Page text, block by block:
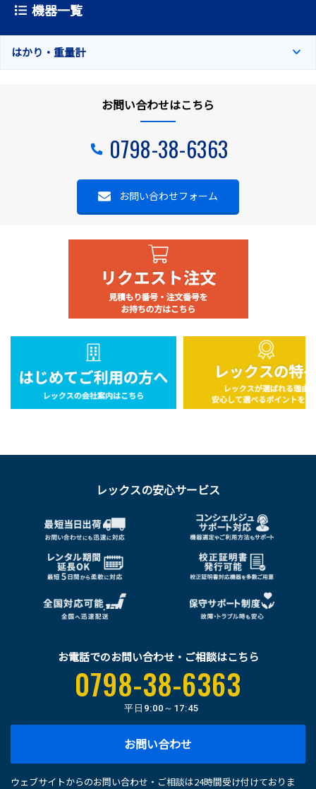
機器一覧
はかり・重量計
お問い合わせはこちら
0798-38-6363
お問い合わせフォーム
レックスの安心サービス
お電話でのお問い合わせ・ご相談はこちら
0798-38-6363
平日 9:00～17:45
お問い合わせ
ウェブサイトからのお問い合わせ・ご相談は24時間受け付けておりま